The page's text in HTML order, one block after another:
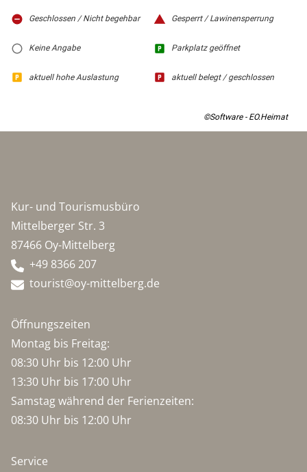
Geschlossen / Nicht begehbar Gesperrt / Lawinensperrung
Keine Angabe Parkplatz geöffnet
aktuell hohe Auslastung aktuell belegt / geschlossen
©Software - EO.Heimat
Kur- und Tourismusbüro
Mittelberger Str. 3
87466 Oy-Mittelberg
+49 8366 207
tourist@oy-mittelberg.de
Öffnungszeiten
Montag bis Freitag:
08:30 Uhr bis 12:00 Uhr
13:30 Uhr bis 17:00 Uhr
Samstag während der Ferienzeiten:
08:30 Uhr bis 12:00 Uhr
Service